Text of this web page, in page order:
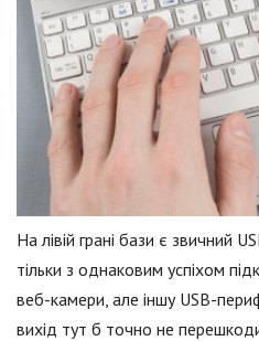
На лівій грані бази є звичний
тільки з однаковим успіхом
веб-камери, але іншу USB-
вихід тут б точно не